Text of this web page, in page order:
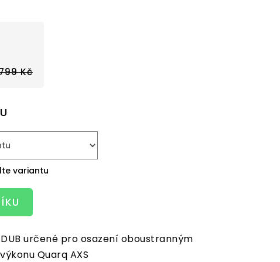
Kč
variantu
DUB určené pro osazení oboustranným
Quarq AXS